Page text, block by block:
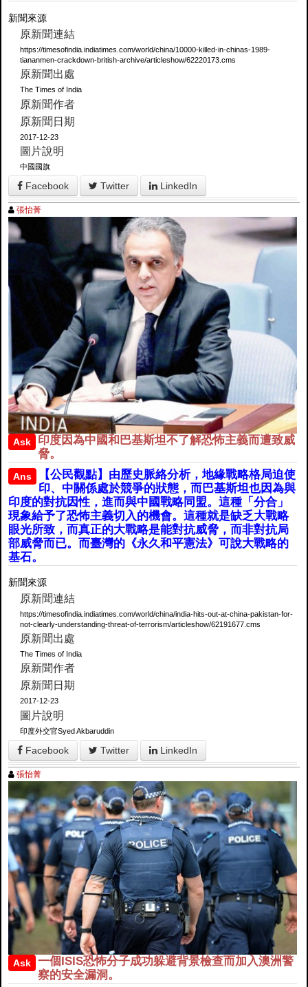
新聞來源
原新聞連結
https://timesofindia.indiatimes.com/world/china/10000-killed-in-chinas-1989-
tiananmen-crackdown-british-archive/articleshow/62220173.cms
原新聞出處
The Times of India
原新聞作者
原新聞日期
2017-12-23
圖片說明
中國國旗
Facebook Twitter LinkedIn
張怡菁
Ask
印度因為中國和巴基斯坦不了解恐怖主義而遭致威
脅。
Ans
【公民觀點】由歷史脈絡分析，地緣戰略格局迫使
印、中關係處於競爭的狀態，而巴基斯坦也因為與
印度的對抗因性，進而與中國戰略同盟。這種「分合」
現象給予了恐怖主義切入的機會。這種就是缺乏大戰略
眼光所致，而真正的大戰略是能對抗威脅，而非對抗局
部威脅而已。而臺灣的《永久和平憲法》可說大戰略的
基石。
新聞來源
原新聞連結
https://timesofindia.indiatimes.com/world/china/india-hits-out-at-china-pakistan-for-
not-clearly-understanding-threat-of-terrorism/articleshow/62191677.cms
原新聞出處
The Times of India
原新聞作者
原新聞日期
2017-12-23
圖片說明
印度外交官Syed Akbaruddin
Facebook Twitter LinkedIn
張怡菁
Ask
一個ISIS恐怖分子成功躲避背景檢查而加入澳洲警
察的安全漏洞。